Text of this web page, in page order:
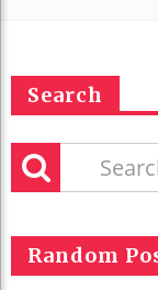
Search
Random